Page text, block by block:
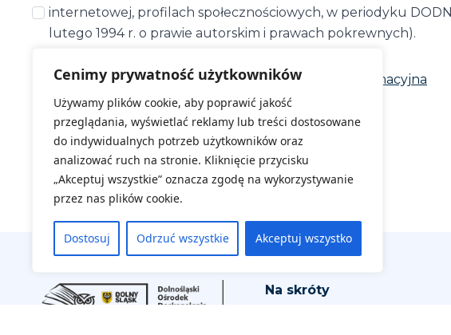
Cenimy prywatność użytkowników
Używamy plików cookie, aby poprawić jakość
przeglądania, wyświetlać reklamy lub treści dostosowane
do indywidualnych potrzeb użytkowników oraz
analizować ruch na stronie. Kliknięcie przycisku
„Akceptuj wszystkie” oznacza zgodę na wykorzystywanie
przez nas plików cookie.
Dostosuj Odrzuć wszystkie Akceptuj wszystko
internetowej, profilach społecznościowych, w periodyku
lutego 1994 r. o prawie autorskim i prawach pokrewnych).
Zapoznaj się jak chronimy Twoje dane -klauzula informacyjna
ZAREJESTRUJ SIĘ
Na skróty